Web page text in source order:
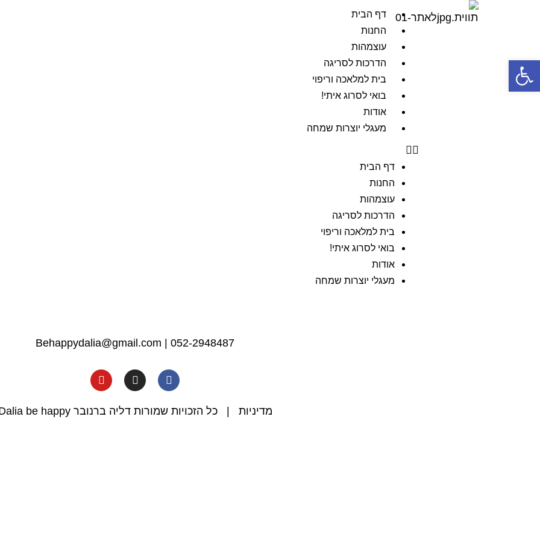
דף הבית
החנות
עוצמהות
הדרכות לסריגה
בית למלאכה וריפוי
בואי לסרוג איתי!
אודות
מעגלי יוצרות שמחה
דף הבית
החנות
עוצמהות
הדרכות לסריגה
בית למלאכה וריפוי
בואי לסרוג איתי!
אודות
מעגלי יוצרות שמחה
Behappydalia@gmail.com 052-2948487
מדיניות | כל הזכויות שמורות דליה ברנובר Dalia be happy
פתח סרגל נגישות